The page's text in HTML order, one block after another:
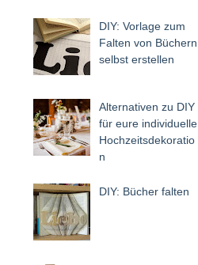
DIY: Vorlage zum
Falten von Büchern
selbst erstellen
Alternativen zu DIY
für eure individuelle
Hochzeitsdekoratio
n
DIY: Bücher falten